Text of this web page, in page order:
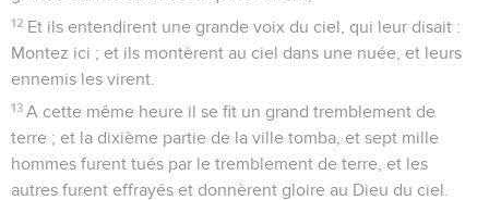
12 Et ils entendirent une grande voix du ciel, qui leur disait :
Montez ici ; et ils montèrent au ciel dans une nuée, et leurs
ennemis les virent.
13 A cette même heure il se fit un grand tremblement de
terre ; et la dixième partie de la ville tomba, et sept mille
hommes furent tués par le tremblement de terre, et les
autres furent effrayés et donnèrent gloire au Dieu du ciel.